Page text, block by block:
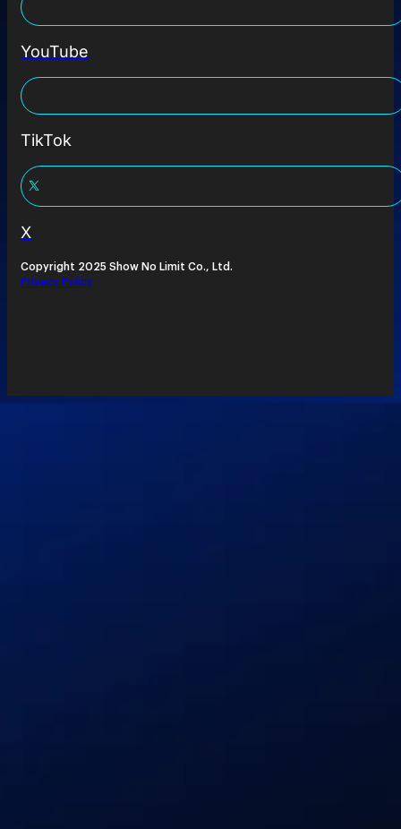
YouTube
TikTok
X
Copyright 2025 Show No Limit Co., Ltd.
Privacy Policy